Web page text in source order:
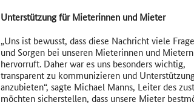
Unterstützung für Mieterinnen und Mieter
„Uns ist bewusst, dass diese Nachricht viele
und Sorgen bei unseren Mieterinnen und Mietern
hervorruft. Daher war es uns besonders wichtig,
transparent zu kommunizieren und
anzubieten“, sagte Michael Manns, Leiter des
möchten sicherstellen, dass unsere Mieter